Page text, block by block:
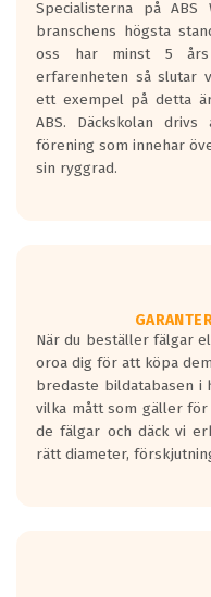
längsta.
Inga D eller G betyg
personbilar och lätta
Betyget sätts efter ett
skall bromsa in på en
0.5-1.5 mm vatten.
I 80km/h kommer
Vid körning i över 50km/
rullmotståndets ljud
motorljudet.
På däckmärkningen
en symbol av ett däck
bullernivå markeras
medans de vita vågorna
ett tyst däck.
regelverket som
Ett däck med två svarta
Specialisterna på
branschens högsta
oss har minst 5 års
erfarenheten så slutar
ett exempel på detta
ABS. Däckskolan drivs
förening som innehar
sin ryggrad.
När du beställer fälgar
oroa dig för att köpa
bredaste bildatabasen i
vilka mått som gäller
de fälgar och däck vi
rätt diameter,